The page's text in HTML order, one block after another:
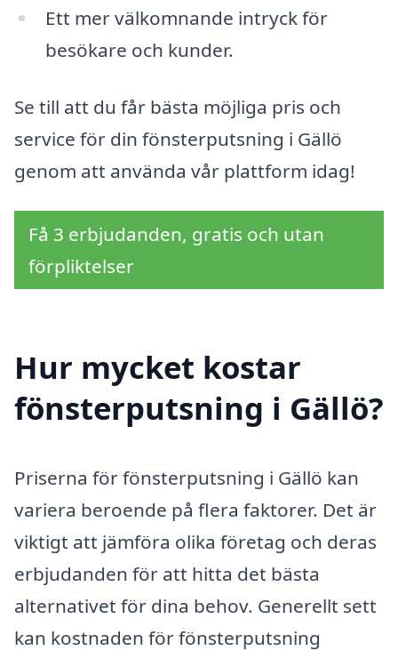
Ett mer välkomnande intryck för
besökare och kunder.
Se till att du får bästa möjliga pris och
service för din fönsterputsning i Gällö
genom att använda vår plattform idag!
Få 3 erbjudanden, gratis och utan
förpliktelser
Hur mycket kostar
fönsterputsning i Gällö?
Priserna för fönsterputsning i Gällö kan
variera beroende på flera faktorer. Det är
viktigt att jämföra olika företag och deras
erbjudanden för att hitta det bästa
alternativet för dina behov. Generellt sett
kan kostnaden för fönsterputsning